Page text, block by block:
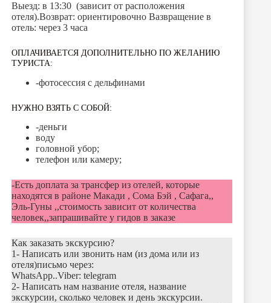
Выезд: в 13:30 (зависит от расположения
отеля).Возврат: ориентировочно Вазвращение в
отель: через 3 часа
ОПЛАЧИВАЕТСЯ ДОПОЛНИТЕЛЬНО ПО ЖЕЛАНИЮ
ТУРИСТА:
-фотосессия с дельфинами
НУЖНО ВЗЯТЬ С СОБОЙ:
-деньги
воду
головной убор;
телефон или камеру;
-Есть доплата за трансфер из отелей, которые
находятся в районе Макади , Сома Бэй , Сафага,,
Эль-Гуны ,,стоимость зависит от количества
человек,,запрашивайте у гидов в заказе
Как заказать экскурсию?
1- Написать или звонить нам (из дома или из
отеля)письмо через:
WhatsApp..Viber: telegram
2- Написать нам название отеля, название
экскурсии, сколько человек и день экскурсии.